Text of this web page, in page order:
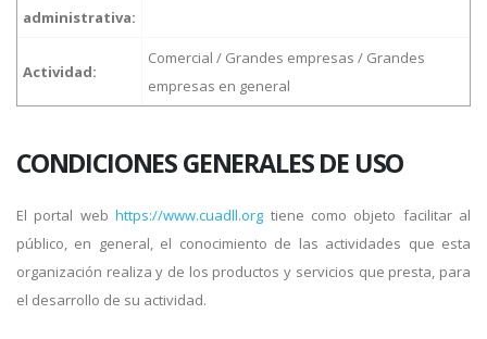
administrativa:
Actividad:
Comercial / Grandes empresas / Grandes
empresas en general
CONDICIONES GENERALES DE USO
El portal webhttps://www.cuadll.org tiene como objeto facilitar al
público, en general, el conocimiento de las actividades que esta
organización realiza y de los productos y servicios que presta, para
el desarrollo de su actividad.